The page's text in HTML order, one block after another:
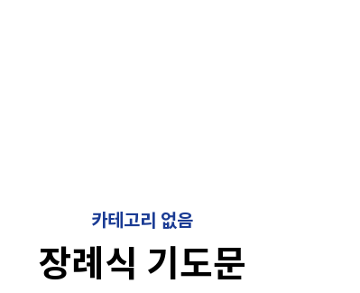
카테고리 없음
장례식 기도문